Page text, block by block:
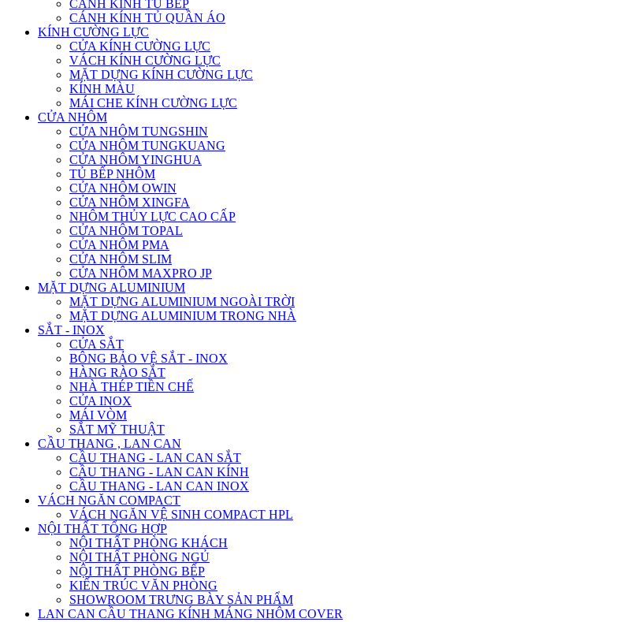
CÁNH KÍNH TỦ BẾP
CÁNH KÍNH TỦ QUẦN ÁO
KÍNH CƯỜNG LỰC
CỬA KÍNH CƯỜNG LỰC
VÁCH KÍNH CƯỜNG LỰC
MẶT DỰNG KÍNH CƯỜNG LỰC
KÍNH MÀU
MÁI CHE KÍNH CƯỜNG LỰC
CỬA NHÔM
CỬA NHÔM TUNGSHIN
CỬA NHÔM TUNGKUANG
CỬA NHÔM YINGHUA
TỦ BẾP NHÔM
CỬA NHÔM OWIN
CỬA NHÔM XINGFA
NHÔM THỦY LỰC CAO CẤP
CỬA NHÔM TOPAL
CỬA NHÔM PMA
CỬA NHÔM SLIM
CỬA NHÔM MAXPRO JP
MẶT DỰNG ALUMINIUM
MẶT DỰNG ALUMINIUM NGOÀI TRỜI
MẶT DỰNG ALUMINIUM TRONG NHÀ
SẮT - INOX
CỬA SẮT
BÔNG BẢO VỆ SẮT - INOX
HÀNG RÀO SẮT
NHÀ THÉP TIỀN CHẾ
CỬA INOX
MÁI VÒM
SẮT MỸ THUẬT
CẦU THANG , LAN CAN
CẦU THANG - LAN CAN SẮT
CẦU THANG - LAN CAN KÍNH
CẦU THANG - LAN CAN INOX
VÁCH NGĂN COMPACT
VÁCH NGĂN VỆ SINH COMPACT HPL
NỘI THẤT TỔNG HỢP
NỘI THẤT PHÒNG KHÁCH
NỘI THẤT PHÒNG NGỦ
NỘI THẤT PHÒNG BẾP
KIẾN TRÚC VĂN PHÒNG
SHOWROOM TRƯNG BÀY SẢN PHẨM
LAN CAN CẦU THANG KÍNH MÁNG NHÔM COVER